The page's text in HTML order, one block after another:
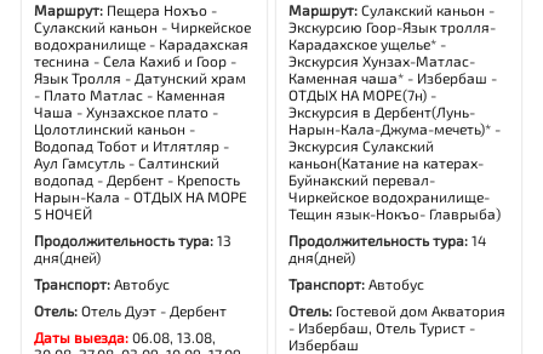
Маршрут: Пещера Нохъо -
Сулакский каньон - Чиркейское
водохранилище - Карадахская
теснина - Села Кахиб и Гоор -
Язык Тролля - Датунский храм
- Плато Матлас - Каменная
Чаша - Хунзахское плато -
Цолотлинский каньон -
Водопад Тобот и Итлятляр -
Аул Гамсутль - Салтинский
водопад - Дербент - Крепость
Нарын-Кала - ОТДЫХ НА МОРЕ
5 НОЧЕЙ
Продолжительность тура:13
дня(дней)
Транспорт:Автобус
Отель:Отель Дуэт - Дербент
Даты выезда:06.08, 13.08,
Маршрут:Сулакский каньон -
Экскурсию Гоор-Язык тролля-
Карадахское ущелье* -
Экскурсия Хунзах-Матлас-
Каменная чаша* - Избербаш -
ОТДЫХ НА МОРЕ(7н) -
Экскурсия в Дербент(Лунь-
Нарын-Кала-Джума-мечеть)* -
Экскурсия Сулакский
каньон(Катание на катерах-
Буйнакский перевал-
Чиркейское водохранилище-
Тещин язык-Нокъо- Главрыба)
Продолжительность тура:14
дня(дней)
Транспорт:Автобус
Отель: Гостевой дом Акватория
- Избербаш, Отель Турист -
Избербаш